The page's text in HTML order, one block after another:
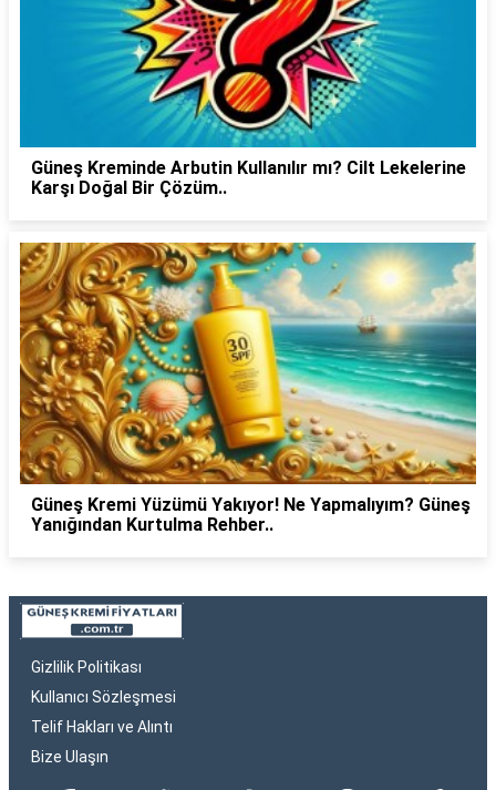
Güneş Kreminde Arbutin Kullanılır mı? Cilt Lekelerine
Karşı Doğal Bir Çözüm..
Güneş Kremi Yüzümü Yakıyor! Ne Yapmalıyım? Güneş
Yanığından Kurtulma Rehber..
Gizlilik Politikası
Kullanıcı Sözleşmesi
Telif Hakları ve Alıntı
Bize Ulaşın